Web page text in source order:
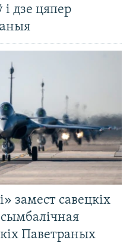
і дзе цяпер
замест савецкіх
Паветраных